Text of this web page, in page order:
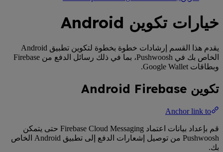
خيارات تكوين Android
يقدم هذا القسم إرشادات خطوة بخطوة لتكوين تطبيق Android
الخاص بك في Pushwoosh، بما في ذلك رسائل الدفع من Firebase
وبطاقات Google Wallet.
تكوين Android Firebase
Anchor link to
قم بإعداد بيانات اعتماد Firebase Cloud Messaging حتى يتمكن
Pushwoosh من توصيل إشعارات الدفع إلى تطبيق Android الخاص
بك.